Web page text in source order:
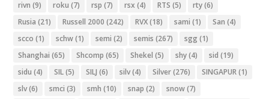
rivn (9) roku (7) rsp (7) rsx (4) RTS (5) rty(6)
Rusia (21) Russell 2000 (242) RVX(18) sami (1) San (4)
scco (1) schw(1) semi (2) semis (267) sgg (1)
Shanghai (65) Shcomp (65) Shekel (5) shy(4) sid (19)
sidu (4) SIL(5) SILJ (6) silv(4) Silver(276) SINGAPUR(1)
slv(6) smci (3) smh (10) snap (2) snow(7)